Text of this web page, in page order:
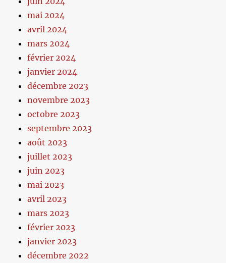
mai 2024
avril 2024
mars 2024
février 2024
janvier 2024
décembre 2023
novembre 2023
octobre 2023
septembre 2023
août 2023
juillet 2023
juin 2023
mai 2023
avril 2023
mars 2023
février 2023
janvier 2023
décembre 2022